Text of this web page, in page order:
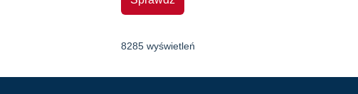
8285 wyświetleń